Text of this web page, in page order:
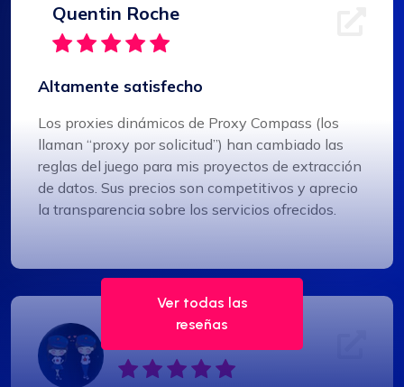
Quentin Roche
Altamente satisfecho
Los proxies dinámicos de Proxy Compass (los
llaman “proxy por solicitud”) han cambiado las
reglas del juego para mis proyectos de extracción
de datos. Sus precios son competitivos y aprecio
la transparencia sobre los servicios ofrecidos.
Ver todas las
reseñas